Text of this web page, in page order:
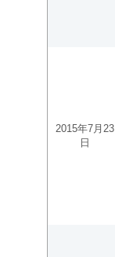
2015年7月23
日